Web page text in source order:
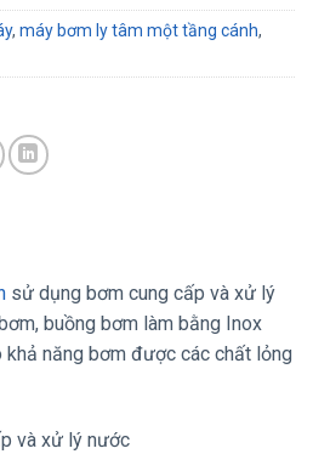
, máy bơm ly tâm một tầng cánh,
sử dụng bơm cung cấp và xử lý
buồng bơm làm bằng Inox
khả năng bơm được các chất lỏng
và xử lý nước